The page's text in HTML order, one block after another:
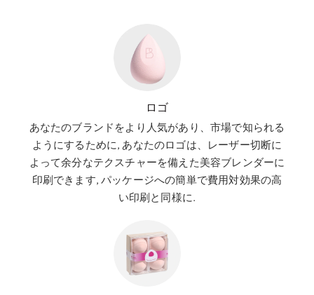
ロゴ
あなたのブランドをより人気があり、市場で知られる
ようにするために, あなたのロゴは、レーザー切断に
よって余分なテクスチャーを備えた美容ブレンダーに
印刷できます, パッケージへの簡単で費用対効果の高
い印刷と同様に.